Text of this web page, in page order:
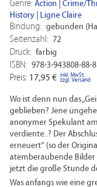
Genre: Action Crime/
History
Ligne Claire
Bindung: gebunden
Seitenzahl: 72
Druck: farbig
ISBN: 978-3-943808-88-8
Preis: 17,95 € inkl. MwSt.
zzgl. Versand
Wo ist denn nun das
geblieben? Jene
anonymer Spekulant
verdiente..? Der
erneuert“ (so der
atemberaubende
jetzt die große Stunde
Was anfangs wie eine